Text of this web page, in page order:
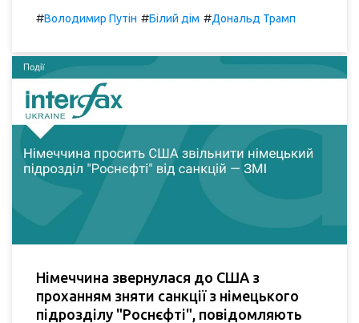
#Володимир Путін #Білий дім #Дональд Трамп
Німеччина звернулася до США з
проханням зняти санкції з німецького
підрозділу "Роснєфті", повідомляють